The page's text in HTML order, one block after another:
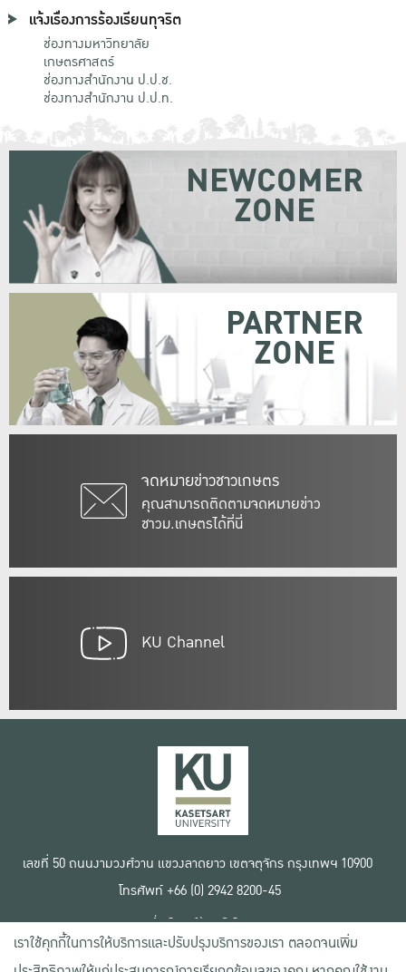
แจ้งเรื่องการร้องเรียนทุจริต
ช่องทางมหาวิทยาลัย
เกษตรศาสตร์
ช่องทางสำนักงาน ป.ป.ช.
ช่องทางสำนักงาน ป.ป.ท.
จดหมายข่าวชาวเกษตร
คุณสามารถติดตามจดหมายข่าว
ชาวม.เกษตรได้ที่นี่
NEWCOMER
ZONE
PARTNER
ZONE
KU Channel
เลขที่ 50 ถนนงามวงศ์วาน แขวงลาดยาว เขตจตุจักร กรุงเทพฯ 10900
โทรศัพท์ +66 (0) 2942 8200-45
เงื่อนไขการใช้งานเว็บไซต์
ข้อตกลงด้านสิทธิ์ใช้งาน
นโยบายความเป็นส่วนตัว
เราใช้คุกกี้ในการให้บริการและปรับปรุงบริการของเรา ตลอดจนเพิ่ม